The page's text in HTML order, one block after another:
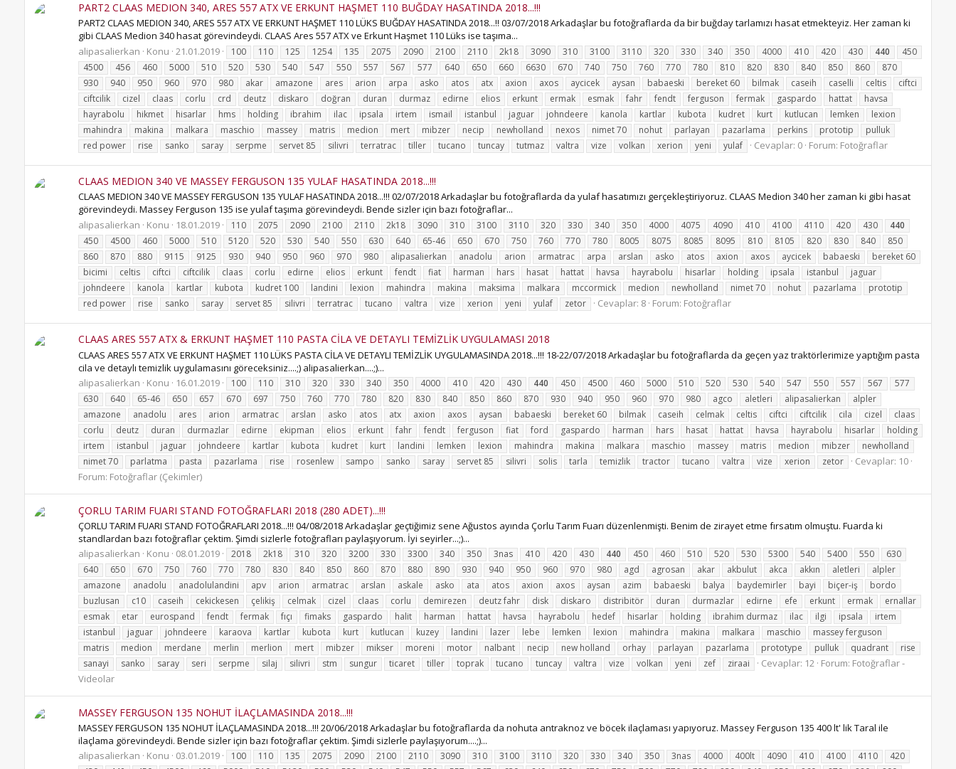
PART2 CLAAS MEDION 340, ARES 557 ATX VE ERKUNT HAŞMET 110 BUĞDAY HASATINDA 2018...!!!
PART2 CLAAS MEDION 340, ARES 557 ATX VE ERKUNT HAŞMET 110 LÜKS BUĞDAY HASATINDA 2018...!! 03/07/2018 Arkadaşlar bu fotoğraflarda da bir buğday tarlamızı hasat etmekteyiz. Her zaman ki
gibi CLAAS Medion 340 hasat görevindeydi. CLAAS Ares 557 ATX ve Erkunt Haşmet 110 Lüks ise taşıma...
alipasalierkan
Konu 21.01.2019 100 110 125 1254 135 2075 2090 2100 2110 2k18 3090 310 3100 3110 320 330 340 350 4000 410 420 430 440
450
4500
456 460 5000 510 520 530 540 547 550 557 567 577 640 650 660 6630 670 740 750 760 770 780 810 820 830 840 850 860
870
930
940 950 960 970 980 akar amazone ares arion arpa asko atos atx axion axos aycicek aysan babaeski bereket 60 bilmak caseih caselli celtis
ciftci
ciftcilik
cizel claas corlu crd deutz diskaro doğran duran durmaz edirne elios erkunt ermak esmak fahr fendt ferguson fermak gaspardo hattat
havsa
hayrabolu
hikmet hisarlar hms holding ibrahim ilac ipsala irtem ismail istanbul jaguar johndeere kanola kartlar kubota kudret kurt kutlucan lemken
lexion
mahindra
makina malkara maschio massey matris medion mert mibzer necip newholland nexos nimet 70 nohut parlayan pazarlama perkins prototip
pulluk
red power
rise sanko saray serpme servet 85 silivri terratrac tiller tucano tuncay tutmaz valtra vize volkan xerion yeni yulaf Cevaplar: 0 Forum: Fotoğraflar
CLAAS MEDION 340 VE MASSEY FERGUSON 135 YULAF HASATINDA 2018...!!!
CLAAS MEDION 340 VE MASSEY FERGUSON 135 YULAF HASATINDA 2018...!!! 02/07/2018 Arkadaşlar bu fotoğraflarda da yulaf hasatımızı gerçekleştiriyoruz. CLAAS Medion 340 her zaman ki gibi hasat
görevindeydi. Massey Ferguson 135 ise yulaf taşıma görevindeydi. Bende sizler için bazı fotoğraflar...
alipasalierkan
Konu 18.01.2019 110 2075 2090 2100 2110 2k18 3090 310 3100 3110 320 330 340 350 4000 4075 4090 410 4100 4110 420 430
440
450
4500 460 5000 510 5120 520 530 540 550 630 640 65-46 650 670 750 760 770 780 8005 8075 8085 8095 810 8105 820 830 840
850
860
870 880 9115 9125 930 940 950 960 970 980 alipasalierkan anadolu arion armatrac arpa arslan asko atos axion axos aycicek babaeski
bereket 60
bicimi
celtis ciftci ciftcilik claas corlu edirne elios erkunt fendt fiat harman hars hasat hattat havsa hayrabolu hisarlar holding ipsala istanbul
jaguar
johndeere
kanola kartlar kubota kudret 100 landini lexion mahindra makina maksima malkara mccormick medion newholland nimet 70 nohut pazarlama
prototip
red power
rise sanko saray servet 85 silivri terratrac tucano valtra vize xerion yeni yulaf zetor Cevaplar: 8 Forum: Fotoğraflar
CLAAS ARES 557 ATX & ERKUNT HAŞMET 110 PASTA CİLA VE DETAYLI TEMİZLİK UYGULAMASI 2018
CLAAS ARES 557 ATX VE ERKUNT HAŞMET 110 LÜKS PASTA CİLA VE DETAYLI TEMİZLİK UYGULAMASINDA 2018...!!! 18-22/07/2018 Arkadaşlar bu fotoğraflarda da geçen yaz traktörlerimize yaptığım pasta
cila ve detaylı temizlik uygulamasını göreceksiniz....;) alipasalierkan....;)...
alipasalierkan
Konu 16.01.2019 100 110 310 320 330 340 350 4000 410 420 430 440 450 4500 460 5000 510 520 530 540 547 550 557 567
577
630
640 65-46 650 657 670 697 750 760 770 780 820 830 840 850 860 870 930 940 950 960 970 980 agco aletleri alipasalierkan
alpler
amazone
anadolu ares arion armatrac arslan asko atos atx axion axos aysan babaeski bereket 60 bilmak caseih celmak celtis ciftci ciftcilik cila cizel
claas
corlu
deutz duran durmazlar edirne ekipman elios erkunt fahr fendt ferguson fiat ford gaspardo harman hars hasat hattat havsa hayrabolu hisarlar
holding
irtem
istanbul jaguar johndeere kartlar kubota kudret kurt landini lemken lexion mahindra makina malkara maschio massey matris medion mibzer
newholland
nimet 70
parlatma pasta pazarlama rise rosenlew sampo sanko saray servet 85 silivri solis tarla temizlik tractor tucano valtra vize xerion zetor
Cevaplar: 10
Forum: Fotoğraflar (Çekimler)
ÇORLU TARIM FUARI STAND FOTOĞRAFLARI 2018 (280 ADET)...!!!
ÇORLU TARIM FUARI STAND FOTOĞRAFLARI 2018...!!! 04/08/2018 Arkadaşlar geçtiğimiz sene Ağustos ayında Çorlu Tarım Fuarı düzenlenmişti. Benim de zirayet etme fırsatım olmuştu. Fuarda ki
standlardan bazı fotoğraflar çektim. Şimdi sizlerle fotoğrafları paylaşıyorum. İyi seyirler...;)...
alipasalierkan
Konu 08.01.2019 2018 2k18 310 320 3200 330 3300 340 350 3nas 410 420 430 440 450 460 510 520 530 5300 540 5400 550
630
640
650 670 750 760 770 780 830 840 850 860 870 880 890 930 940 950 960 970 980 agd agrosan akar akbulut akca akkın aletleri
alpler
amazone
anadolu anadolulandini apv arion armatrac arslan askale asko ata atos axion axos aysan azim babaeski balya baydemirler bayi biçer-iş
bordo
buzlusan
c10 caseih cekickesen çelikiş celmak cizel claas corlu demirezen deutz fahr disk diskaro distribitör duran durmazlar edirne efe erkunt ermak
ernallar
esmak
etar eurospand fendt fermak fıçı fimaks gaspardo halit harman hattat havsa hayrabolu hedef hisarlar holding ibrahim durmaz ilac ilgi ipsala
irtem
istanbul
jaguar johndeere karaova kartlar kubota kurt kutlucan kuzey landini lazer lebe lemken lexion mahindra makina malkara maschio
massey ferguson
matris
medion merdane merlin merlion mert mibzer mikser moreni motor nalbant necip new holland orhay parlayan pazarlama prototype pulluk quadrant
rise
sanayi
sanko saray seri serpme silaj silivri stm sungur ticaret tiller toprak tucano tuncay valtra vize volkan yeni zef ziraai Cevaplar: 12 Forum: Fotoğraflar -
Videolar
MASSEY FERGUSON 135 NOHUT İLAÇLAMASINDA 2018...!!!
MASSEY FERGUSON 135 NOHUT İLAÇLAMASINDA 2018...!!! 20/06/2018 Arkadaşlar bu fotoğraflarda da nohuta antraknoz ve böcek ilaçlaması yapıyoruz. Massey Ferguson 135 400 lt' lik Taral ile
ilaçlama görevindeydi. Bende sizler için bazı fotoğraflar çektim. Şimdi sizlerle paylaşıyorum....;)...
alipasalierkan
Konu 03.01.2019 100 110 135 2075 2090 2100 2110 3090 310 3100 3110 320 330 340 350 3nas 4000 400lt 4090 410 4100 4110
420